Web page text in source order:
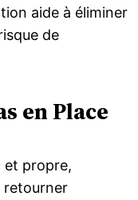
aide à éliminer
de
en Place
et propre,
retourner